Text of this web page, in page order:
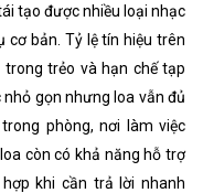
tạo được nhiều loại nhạc
cơ bản. Tỷ lệ tín hiệu trên
trẻo và hạn chế tạp
gọn nhưng loa vẫn đủ
phòng, nơi làm việc
còn có khả năng hỗ trợ
khi cần trả lời nhanh